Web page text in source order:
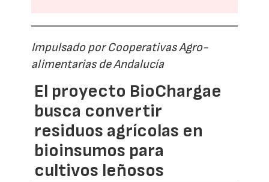
Impulsado por Cooperativas Agro-
alimentarias de Andalucía
El proyecto BioChargae
busca convertir
residuos agrícolas en
bioinsumos para
cultivos leñosos